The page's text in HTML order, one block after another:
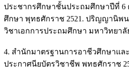
ประชากรศึกษาชั้นประถมศึกษาปีที่ 6
ศึกษา พุทธศักราช 2521. ปริญญานิ
วิชาเอกการประถมศึกษา มหาวิทยา
4. สำนักมาตรฐานการอาชีวศึกษาแล
ประกาศนียบัตรวิชาชีพ พุทธศักราช